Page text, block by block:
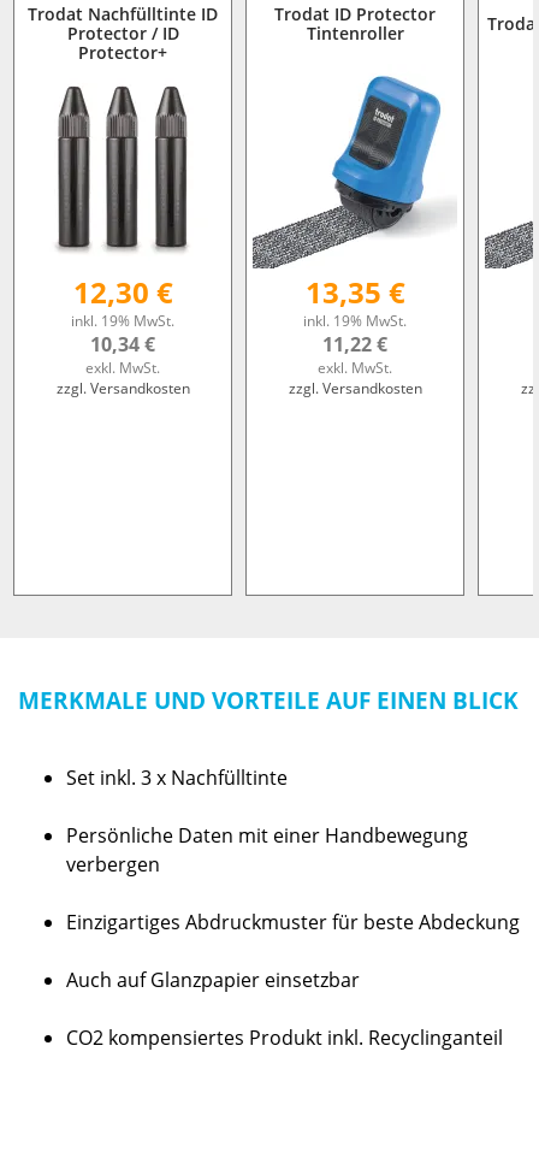
Trodat Nachfülltinte ID
Protector / ID
Protector+
12,30 €
inkl. 19% MwSt.
10,34 €
exkl. MwSt.
zzgl. Versandkosten
Trodat ID Protector
Tintenroller
13,35 €
inkl. 19% MwSt.
11,22 €
exkl. MwSt.
zzgl. Versandkosten
MERKMALE UND VORTEILE AUF EINEN BLICK
Set inkl. 3 x Nachfülltinte
Persönliche Daten mit einer Handbewegung
verbergen
Einzigartiges Abdruckmuster für beste Abdeckung
Auch auf Glanzpapier einsetzbar
CO2 kompensiertes Produkt inkl. Recyclinganteil